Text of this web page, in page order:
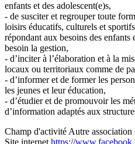
enfants et des adolescent(e)s,
- de susciter et regrouper toute
loisirs éducatifs, culturels et
répondant aux besoins des enfants
besoin la gestion,
- d’inciter à l’élaboration et à la
locaux ou territoriaux comme de
- d’informer et de former les
les jeunes et leur éducation,
- d’étudier et de promouvoir les
d’information adaptés aux
Champ d'activité Autre association
Site internet https://